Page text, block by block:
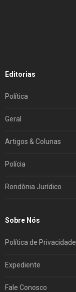
Editorias
Política
Geral
Artigos & Colunas
Polícia
Rondônia Jurídico
Sobre Nós
Política de Privacidade
Expediente
Fale Conosco